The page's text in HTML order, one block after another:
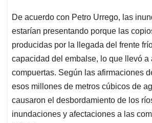
De acuerdo con Petro Urrego, las
estarían presentando porque las
producidas por la llegada del frente
capacidad del embalse, lo que llevó a
compuertas. Según las afirmaciones
esos millones de metros cúbicos de
causaron el desbordamiento de los
inundaciones y afectaciones a las